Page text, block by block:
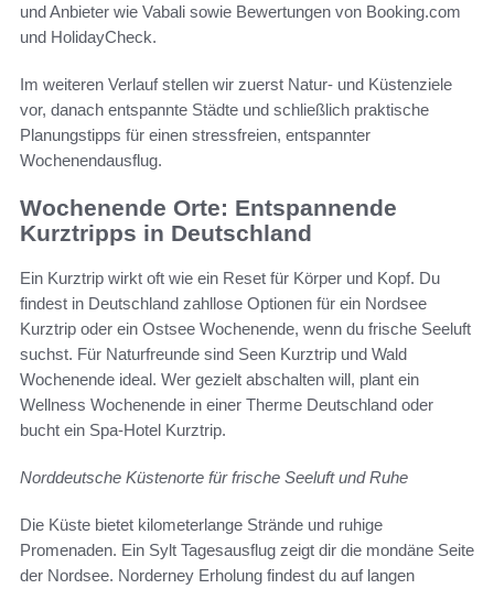
und Anbieter wie Vabali sowie Bewertungen von Booking.com
und HolidayCheck.
Im weiteren Verlauf stellen wir zuerst Natur- und Küstenziele
vor, danach entspannte Städte und schließlich praktische
Planungstipps für einen stressfreien, entspannter
Wochenendausflug.
Wochenende Orte: Entspannende
Kurztripps in Deutschland
Ein Kurztrip wirkt oft wie ein Reset für Körper und Kopf. Du
findest in Deutschland zahllose Optionen für ein Nordsee
Kurztrip oder ein Ostsee Wochenende, wenn du frische Seeluft
suchst. Für Naturfreunde sind Seen Kurztrip und Wald
Wochenende ideal. Wer gezielt abschalten will, plant ein
Wellness Wochenende in einer Therme Deutschland oder
bucht ein Spa-Hotel Kurztrip.
Norddeutsche Küstenorte für frische Seeluft und Ruhe
Die Küste bietet kilometerlange Strände und ruhige
Promenaden. Ein Sylt Tagesausflug zeigt dir die mondäne Seite
der Nordsee. Norderney Erholung findest du auf langen